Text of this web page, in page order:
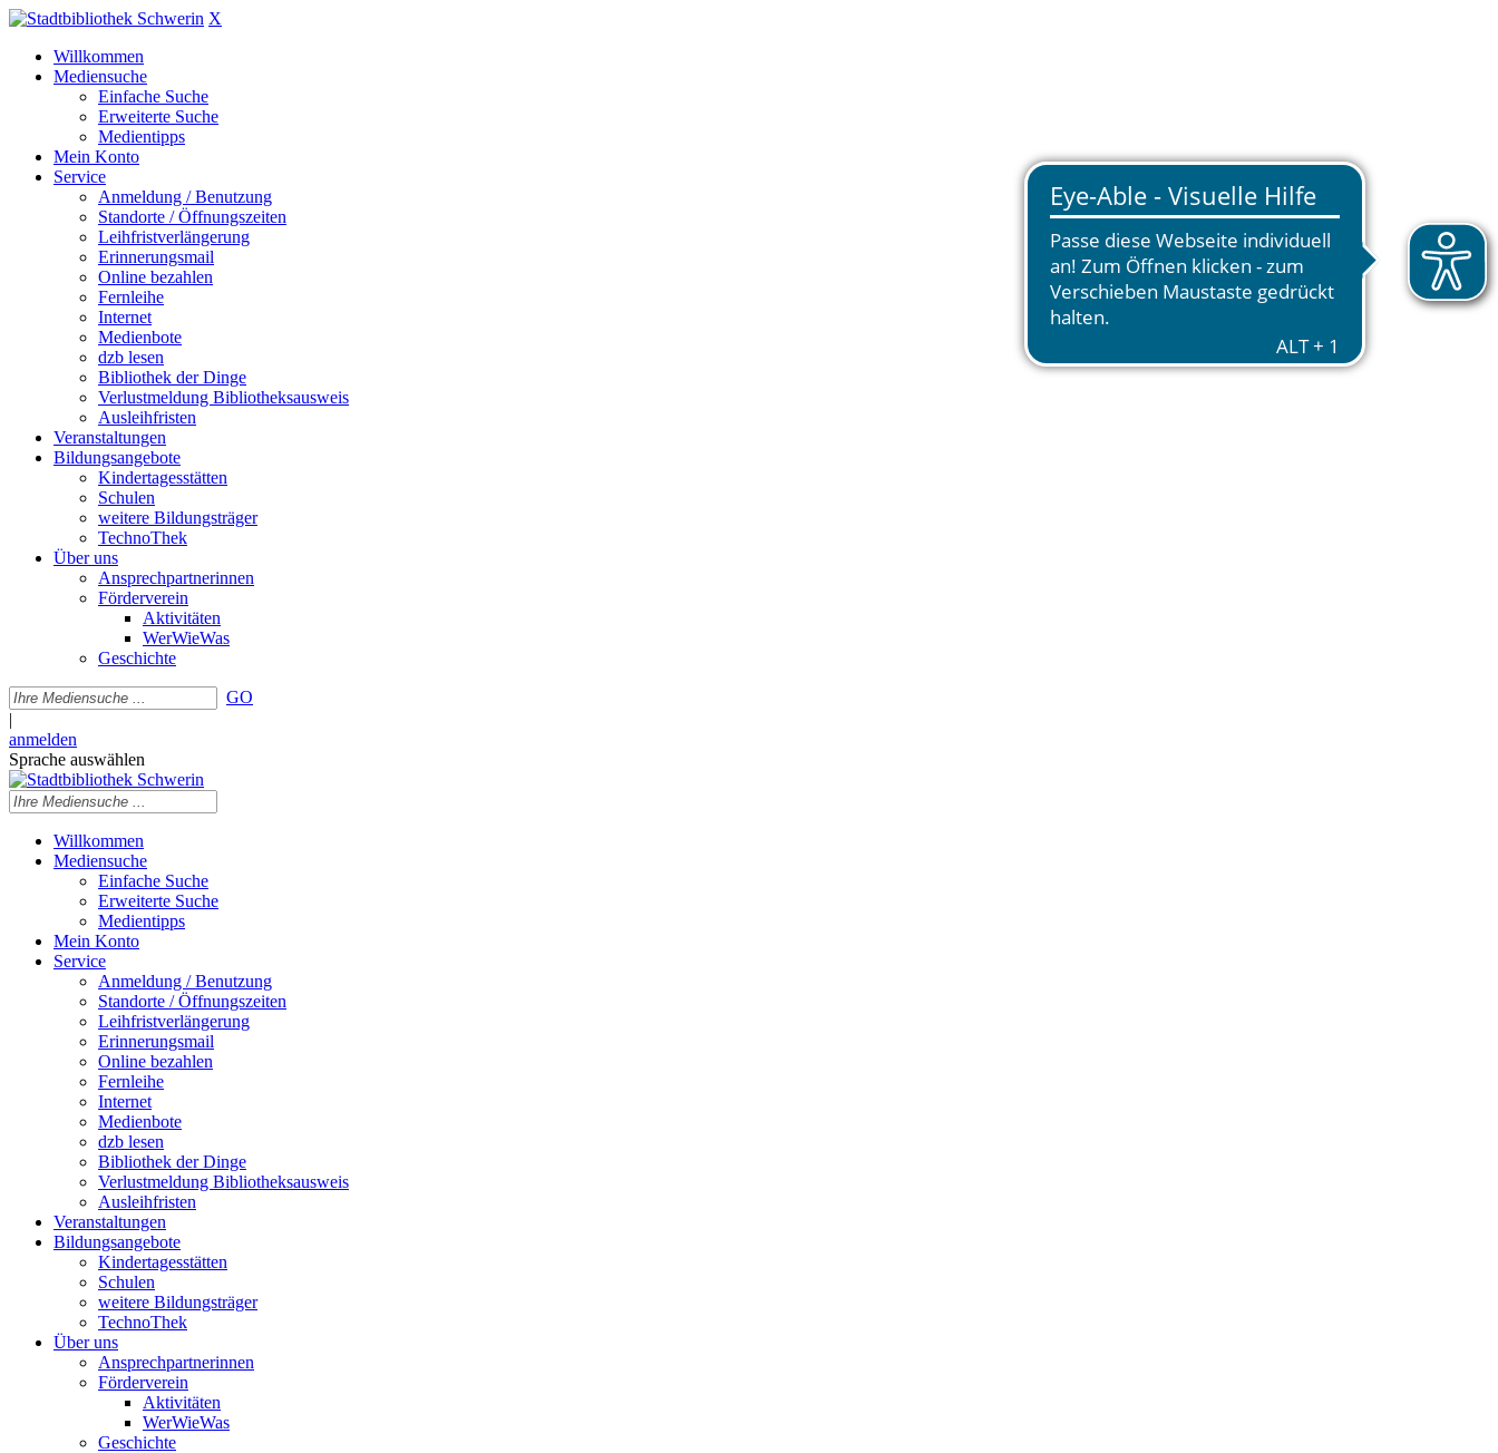
X
Willkommen
Mediensuche
Einfache Suche
Erweiterte Suche
Medientipps
Mein Konto
Service
Anmeldung / Benutzung
Standorte / Öffnungszeiten
Leihfristverlängerung
Erinnerungsmail
Online bezahlen
Fernleihe
Internet
Medienbote
dzb lesen
Bibliothek der Dinge
Verlustmeldung Bibliotheksausweis
Ausleihfristen
Veranstaltungen
Bildungsangebote
Kindertagesstätten
Schulen
weitere Bildungsträger
TechnoThek
Über uns
Ansprechpartnerinnen
Förderverein
Aktivitäten
WerWieWas
Geschichte
GO
|
anmelden
Sprache auswählen
Willkommen
Mediensuche
Einfache Suche
Erweiterte Suche
Medientipps
Mein Konto
Service
Anmeldung / Benutzung
Standorte / Öffnungszeiten
Leihfristverlängerung
Erinnerungsmail
Online bezahlen
Fernleihe
Internet
Medienbote
dzb lesen
Bibliothek der Dinge
Verlustmeldung Bibliotheksausweis
Ausleihfristen
Veranstaltungen
Bildungsangebote
Kindertagesstätten
Schulen
weitere Bildungsträger
TechnoThek
Über uns
Ansprechpartnerinnen
Förderverein
Aktivitäten
WerWieWas
Geschichte